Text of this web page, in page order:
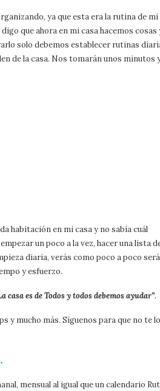
ya que esta era la rutina de mi
que ahora en mi casa hacemos cosas
solo debemos establecer rutinas
de la casa. Nos tomarán unos minutos
habitación en mi casa y no sabía cuál
un poco a la vez, hacer una lista
diaria, verás como poco a poco
y esfuerzo.
casa es de Todos y todos debemos ayudar”.
mucho más. Síguenos para que no te
mensual al igual que un calendario